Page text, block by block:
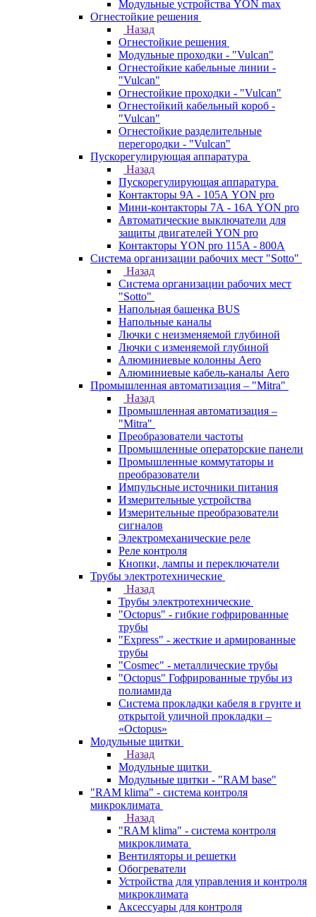
Модульные устройства YON max
Огнестойкие решения
Назад
Огнестойкие решения
Модульные проходки - "Vulcan"
Огнестойкие кабельные линии -
"Vulcan"
Огнестойкие проходки - "Vulcan"
Огнестойкий кабельный короб -
"Vulcan"
Огнестойкие разделительные
перегородки - "Vulcan"
Пускорегулирующая аппаратура
Назад
Пускорегулирующая аппаратура
Контакторы 9А - 105А YON pro
Мини-контакторы 7А - 16А YON pro
Автоматические выключатели для
защиты двигателей YON pro
Контакторы YON pro 115А - 800А
Система организации рабочих мест "Sotto"
Назад
Система организации рабочих мест
"Sotto"
Напольная башенка BUS
Напольные каналы
Лючки с неизменяемой глубиной
Лючки с изменяемой глубиной
Алюминиевые колонны Aero
Алюминиевые кабель-каналы Aero
Промышленная автоматизация – "Mitra"
Назад
Промышленная автоматизация –
"Mitra"
Преобразователи частоты
Промышленные операторские панели
Промышленные коммутаторы и
преобразователи
Импульсные источники питания
Измерительные устройства
Измерительные преобразователи
сигналов
Электромеханические реле
Реле контроля
Кнопки, лампы и переключатели
Трубы электротехнические
Назад
Трубы электротехнические
"Octopus" - гибкие гофрированные
трубы
"Express" - жесткие и армированные
трубы
"Cosmec" - металлические трубы
"Octopus" Гофрированные трубы из
полиамида
Система прокладки кабеля в грунте и
открытой уличной прокладки –
«Octopus»
Модульные щитки
Назад
Модульные щитки
Модульные щитки - "RAM base"
"RAM klima" - система контроля
микроклимата
Назад
"RAM klima" - система контроля
микроклимата
Вентиляторы и решетки
Обогреватели
Устройства для управления и контроля
микроклимата
Аксессуары для контроля